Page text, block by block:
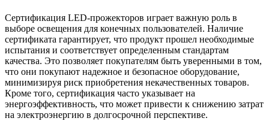
Сертификация LED-прожекторов играет важную роль в
выборе освещения для конечных пользователей. Наличие
сертификата гарантирует, что продукт прошел необходимые
испытания и соответствует определенным стандартам
качества. Это позволяет покупателям быть уверенными в том,
что они покупают надежное и безопасное оборудование,
минимизируя риск приобретения некачественных товаров.
Кроме того, сертификация часто указывает на
энергоэффективность, что может привести к снижению затрат
на электроэнергию в долгосрочной перспективе.